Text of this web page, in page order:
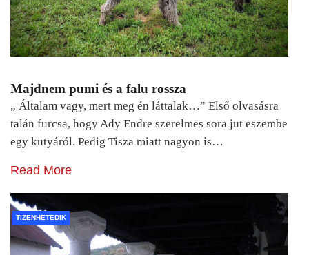
Majdnem pumi és a falu rossza
„ Általam vagy, mert meg én láttalak…” Első olvasásra
talán furcsa, hogy Ady Endre szerelmes sora jut eszembe
egy kutyáról. Pedig Tisza miatt nagyon is…
Read More
TIZENHETEDIK